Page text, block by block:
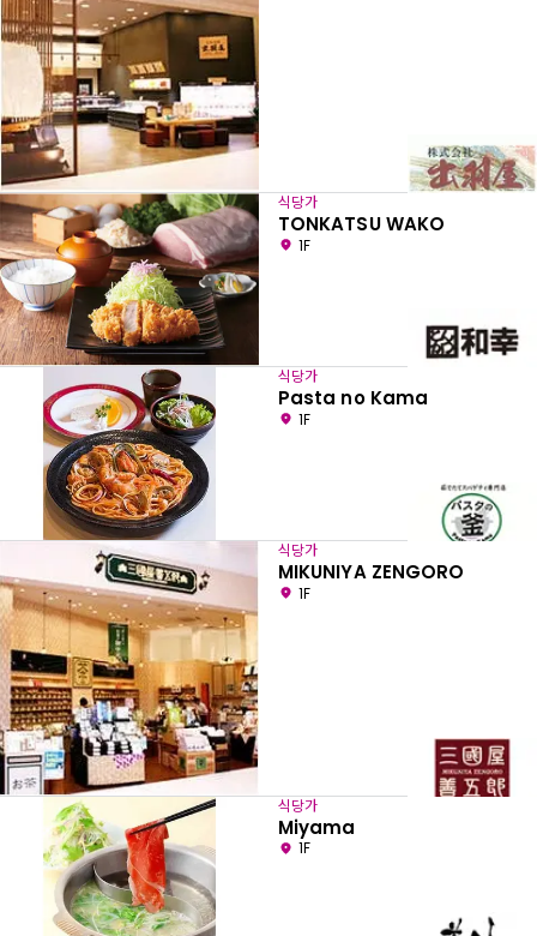
식당가
TONKATSU WAKO
1F
식당가
Pasta no Kama
1F
식당가
MIKUNIYA ZENGORO
1F
식당가
Miyama
1F